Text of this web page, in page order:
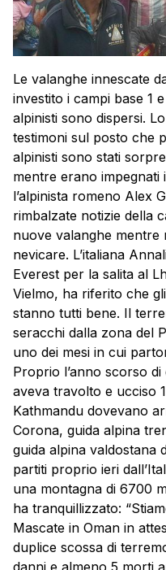
Le valanghe innescate
investito i campi base 1
alpinisti sono dispersi.
testimoni sul posto che
alpinisti sono stati
mentre erano
l’alpinista romeno Alex
rimbalzate notizie della
nuove valanghe mentre
nevicare. L’italiana
Everest per la salita al
Vielmo, ha riferito che
stanno tutti bene. Il
seracchi dalla zona del
uno dei mesi in cui
Proprio l’anno scorso
aveva travolto e ucciso
Kathmandu dovevano
Corona, guida alpina
guida alpina valdostana
partiti proprio ieri
una montagna di 6700
ha tranquillizzato:
Mascate in Oman in
duplice scossa di
danni e almeno 5 morti